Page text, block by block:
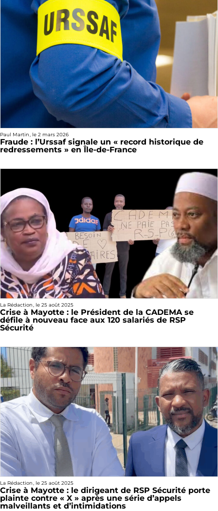
Paul Martin, le 2 mars 2026
Fraude : l’Urssaf signale un « record historique de
redressements » en Île-de-France
La Rédaction, le 25 août 2025
Crise à Mayotte : le Président de la CADEMA se
défile à nouveau face aux 120 salariés de RSP
Sécurité
La Rédaction, le 25 août 2025
Crise à Mayotte : le dirigeant de RSP Sécurité porte
plainte contre « X » après une série d’appels
malveillants et d’intimidations